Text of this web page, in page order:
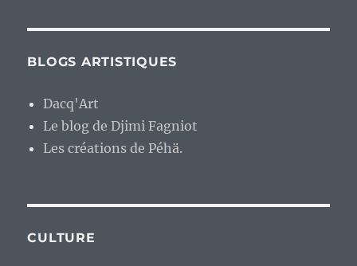
BLOGS ARTISTIQUES
Dacq'Art
Le blog de Djimi Fagniot
Les créations de Péhä.
CULTURE